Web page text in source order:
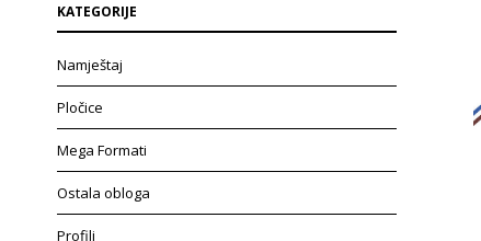
KATEGORIJE
Namještaj
Pločice
Mega Formati
Ostala obloga
Profili